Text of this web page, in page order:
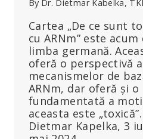
By Dr. Dietmar Kabelka,
Cartea „De ce sunt
cu ARNm” este
limba germană.
oferă o perspectivă
mecanismelor de
ARNm, dar oferă și
fundamentată a
aceasta este
Dietmar Kapelka, 3